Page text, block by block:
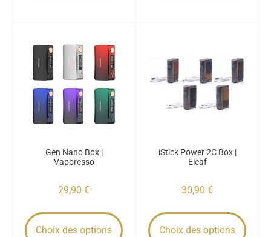
Gen Nano Box |
Vaporesso
29,90 €
Choix des options
iStick Power 2C Box |
Eleaf
30,90 €
Choix des options